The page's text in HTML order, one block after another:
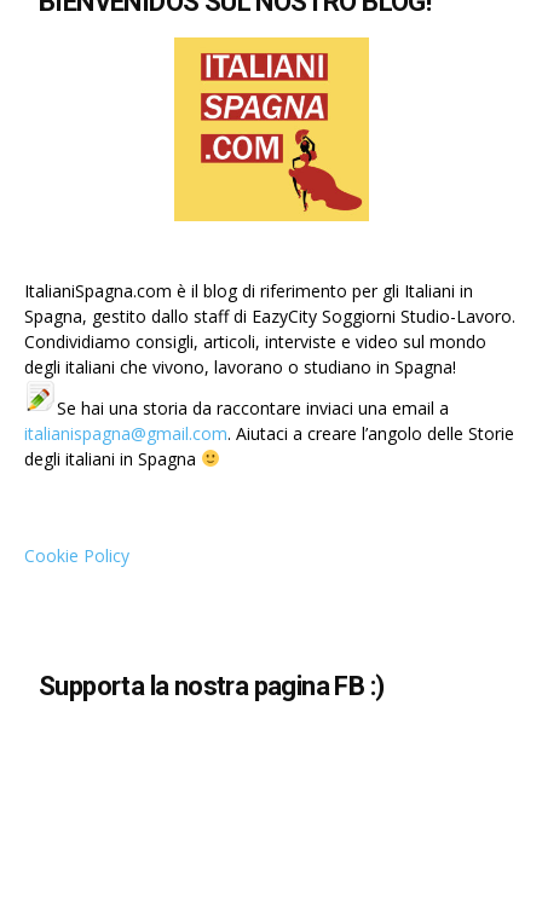
ItalianiSpagna.com è il blog di riferimento per gli Italiani in
Spagna, gestito dallo staff di EazyCity Soggiorni Studio-Lavoro.
Condividiamo consigli, articoli, interviste e video sul mondo
degli italiani che vivono, lavorano o studiano in Spagna!
Se hai una storia da raccontare inviaci una email a
italianispagna@gmail.com. Aiutaci a creare l’angolo delle Storie
degli italiani in Spagna
Cookie Policy
Supporta la nostra pagina FB :)